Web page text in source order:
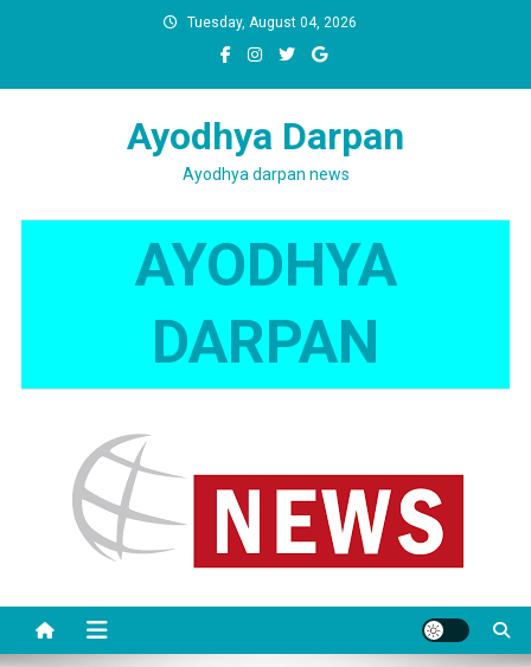
Tuesday, August 04, 2026
Ayodhya Darpan
Ayodhya darpan news
AYODHYA
DARPAN